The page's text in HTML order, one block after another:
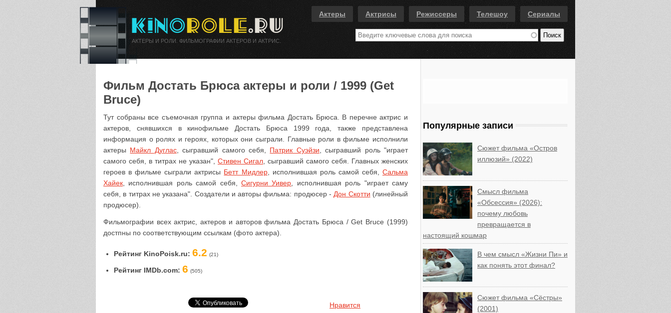
Актеры Актрисы Режиссеры Телешоу Сериалы
Фильм Достать Брюса актеры и роли / 1999 (Get
Bruce)
Тут собраны все съемочная группа и актеры фильма Достать Брюса. В перечне актрис и
актеров, снявшихся в кинофильме Достать Брюса 1999 года, также представлена
информация о ролях и героях, которых они сыграли. Главные роли в фильме исполнили
актеры Майкл Дуглас, сыгравший самого себя, Патрик Суэйзи , сыгравший роль "играет
самого себя, в титрах не указан", Стивен Сигал , сыгравший самого себя. Главных женских
героев в фильме сыграли актрисы Бетт Мидлер, исполнившая роль самой себя, Сальма
Хайек , исполнившая роль самой себя, Сигурни Уивер , исполнившая роль "играет саму
себя, в титрах не указана". Создатели и авторы фильма: продюсер - Дон Скотти (линейный
продюсер).
Фильмографии всех актрис, актеров и авторов фильма Достать Брюса / Get Bruce (1999)
достпны по соответствующим ссылкам (фото актера).
Рейтинг KinoPoisk.ru: 6.2 (21)
Рейтинг IMDb.com: 6 (505)
Нравится
Популярные записи
Сюжет фильма «Остров
иллюзий» (2022)
Смысл фильма
«Обсессия» (2026):
почему любовь
превращается в
настоящий кошмар
В чем смысл «Жизни Пи» и
как понять этот финал?
Сюжет фильма «Сёстры»
(2001)
АКТЕРЫ И РОЛИ. ФИЛЬМОГРАФИИ АКТЕРОВ И АКТРИС.